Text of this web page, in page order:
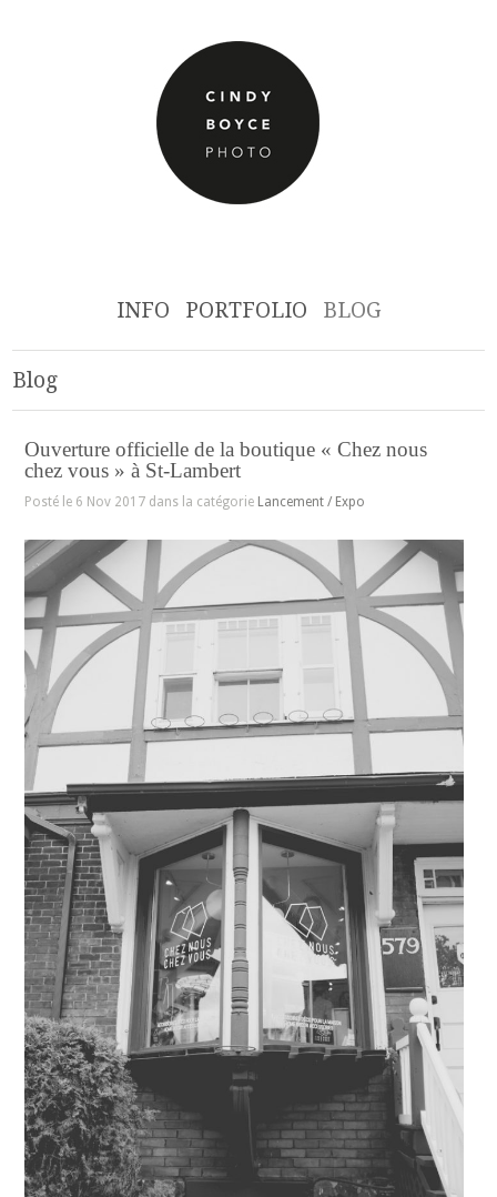
INFO PORTFOLIO BLOG
Blog
Ouverture officielle de la boutique « Chez nous
chez vous » à St-Lambert
Posté le 6 Nov 2017 dans la catégorie Lancement / Expo